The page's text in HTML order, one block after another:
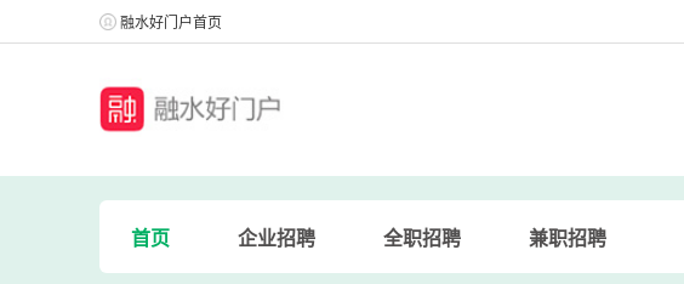
融水好门户首页
首页 企业招聘 全职招聘 兼职招聘